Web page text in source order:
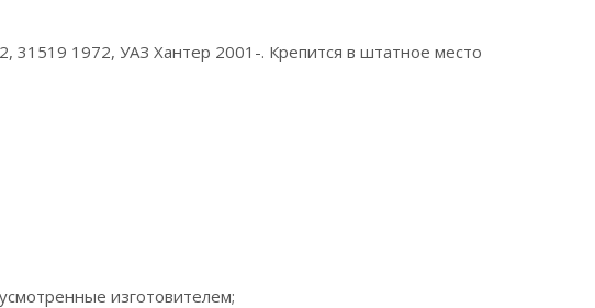
31519 1972, УАЗ Хантер 2001-. Крепится в штатное место
изготовителем;